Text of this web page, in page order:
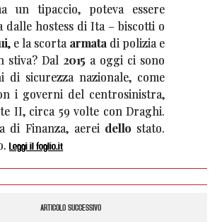
un tipaccio, poteva essere
hostess di Ita – biscotti o
e la scorta armata di polizia e
Dal 2015 a oggi ci sono
sicurezza nazionale, come
i governi del centrosinistra,
II, circa 59 volte con Draghi.
di Finanza, aerei dello stato.
Leggi il foglio.it
ARTICOLO SUCCESSIVO